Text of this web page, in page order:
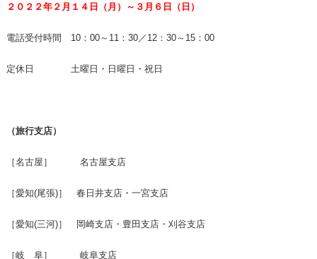
２０２２年２月１４日（月）～３月６日（日）
電話受付時間 10：00～11：30／12：30～15：00
定休日 土曜日・日曜日・祝日
（旅行支店）
［名古屋］ 名古屋支店
［愛知(尾張)］ 春日井支店・一宮支店
［愛知(三河)］ 岡崎支店・豊田支店・刈谷支店
［岐 阜］ 岐阜支店